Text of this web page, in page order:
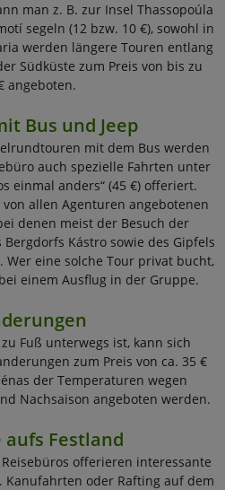
man z. B. zur Insel Thassopoúla
segeln (12 bzw. 10 €), sowohl in
werden längere Touren entlang
Südküste zum Preis von bis zu
angeboten.
Bus und Jeep
mit dem Bus werden
auch spezielle Fahrten unter
einmal anders“ (45 €) offeriert.
allen Agenturen angebotenen
denen meist der Besuch der
Kástro sowie des Gipfels
eine solche Tour privat bucht,
einem Ausflug in der Gruppe.
Fuß unterwegs ist, kann sich
zum Preis von ca. 35 €
der Temperaturen wegen
Nachsaison angeboten werden.
aufs Festland
Reisebüros offerieren interessante
Kanufahrten oder Rafting auf dem